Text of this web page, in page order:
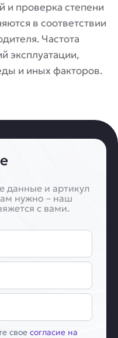
и проверка степени
в соответствии
Частота
эксплуатации,
и иных факторов.
данные и артикул
нужно – наш
с вами.
свое согласие на